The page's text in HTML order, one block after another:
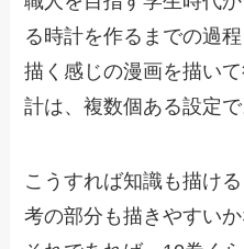
る時計を作るまでの過程
描く感じの漫画を描い
計は、複数個ある設定で
こうすれば知識も描け
考の部分も描きやすいか